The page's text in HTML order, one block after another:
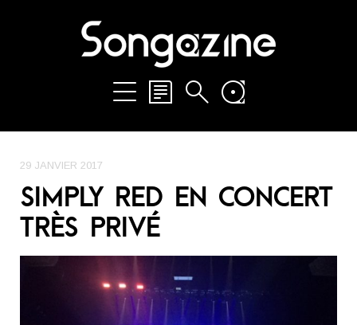
29 JANVIER 2017
SIMPLY RED EN CONCERT
TRÈS PRIVÉ